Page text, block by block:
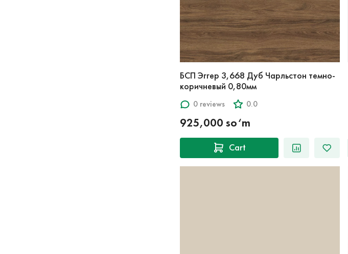
БСП Эггер 3,668 Дуб Чарльстон темно-
коричневый 0,80мм
0 reviews 0.0
925,000 so‘m
Cart